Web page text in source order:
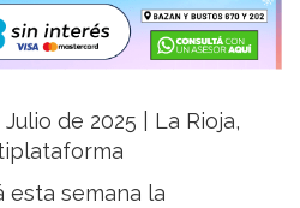
de 2025 | La Rioja,
esta semana la